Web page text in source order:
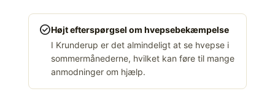
check_circleHøjt efterspørgsel om hvepsebekæmpelse
I Krunderup er det almindeligt at se hvepse i
sommermånederne, hvilket kan føre til mange
anmodninger om hjælp.